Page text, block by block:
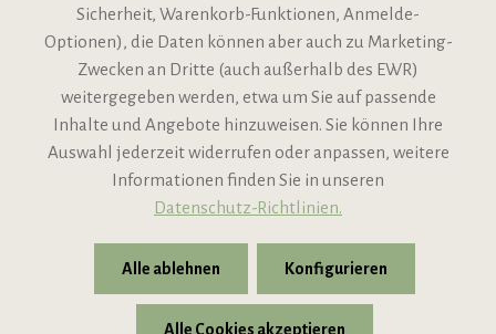
VIPINO Service
Informationen
Support
Sicherheit, Warenkorb-Funktionen, Anmelde-
Optionen), die Daten können aber auch zu Marketing-
Zwecken an Dritte (auch außerhalb des EWR)
weitergegeben werden, etwa um Sie auf passende
Inhalte und Angebote hinzuweisen. Sie können Ihre
Auswahl jederzeit widerrufen oder anpassen, weitere
Informationen finden Sie in unseren
Datenschutz-Richtlinien.
Alle ablehnen Konfigurieren
Alle Cookies akzeptieren